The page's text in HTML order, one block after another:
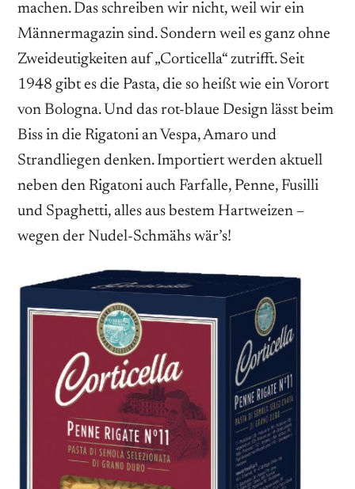
machen. Das schreiben wir nicht, weil wir ein
Männermagazin sind. Sondern weil es ganz ohne
Zweideutigkeiten auf „Corticella“ zutrifft. Seit
1948 gibt es die Pasta, die so heißt wie ein ­Vorort
von Bologna. Und das rot-blaue Design lässt beim
Biss in die Rigatoni an Vespa, Amaro und
Strandliegen denken. Importiert werden aktuell
neben den Rigatoni auch Farfalle, Penne, Fusilli
und Spaghetti, alles aus bestem Hartweizen –
wegen der Nudel-Schmähs wär’s!